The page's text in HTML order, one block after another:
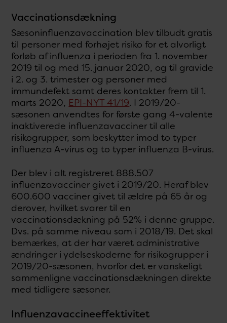
Vaccinationsdækning
Sæsoninfluenzavaccination blev tilbudt gratis
til personer med forhøjet risiko for et alvorligt
forløb af influenza i perioden fra 1. november
2019 til og med 15. januar 2020, og til gravide
i 2. og 3. trimester og personer med
immundefekt samt deres kontakter frem til 1.
marts 2020, EPI-NYT 41/19. I 2019/20-
sæsonen anvendtes for første gang 4-valente
inaktiverede influenzavacciner til alle
risikogrupper, som beskytter imod to typer
influenza A-virus og to typer influenza B-virus.
Der blev i alt registreret 888.507
influenzavacciner givet i 2019/20. Heraf blev
600.600 vacciner givet til ældre på 65 år og
derover, hvilket svarer til en
vaccinationsdækning på 52% i denne gruppe.
Dvs. på samme niveau som i 2018/19. Det skal
bemærkes, at der har været administrative
ændringer i ydelseskoderne for risikogrupper i
2019/20-sæsonen, hvorfor det er vanskeligt
sammenligne vaccinationsdækningen direkte
med tidligere sæsoner.
Influenzavaccineeffektivitet